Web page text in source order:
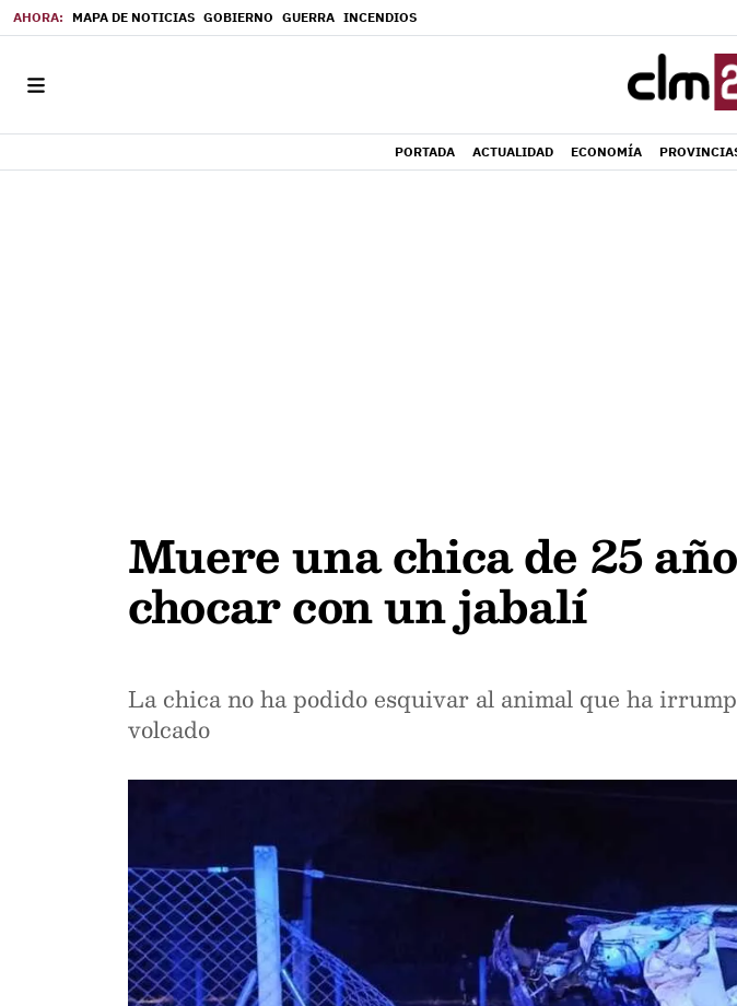
MAPA DE NOTICIAS GOBIERNO GUERRA INCENDIOS
PORTADA ACTUALIDAD ECONOMÍA
Muere una chica de 25
chocar con un jabalí
La chica no ha podido esquivar al animal que ha
volcado